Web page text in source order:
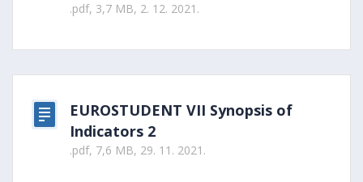
.pdf, 3,7 MB, 2. 12. 2021.
EUROSTUDENT VII Synopsis of
Indicators 2
.pdf, 7,6 MB, 29. 11. 2021.